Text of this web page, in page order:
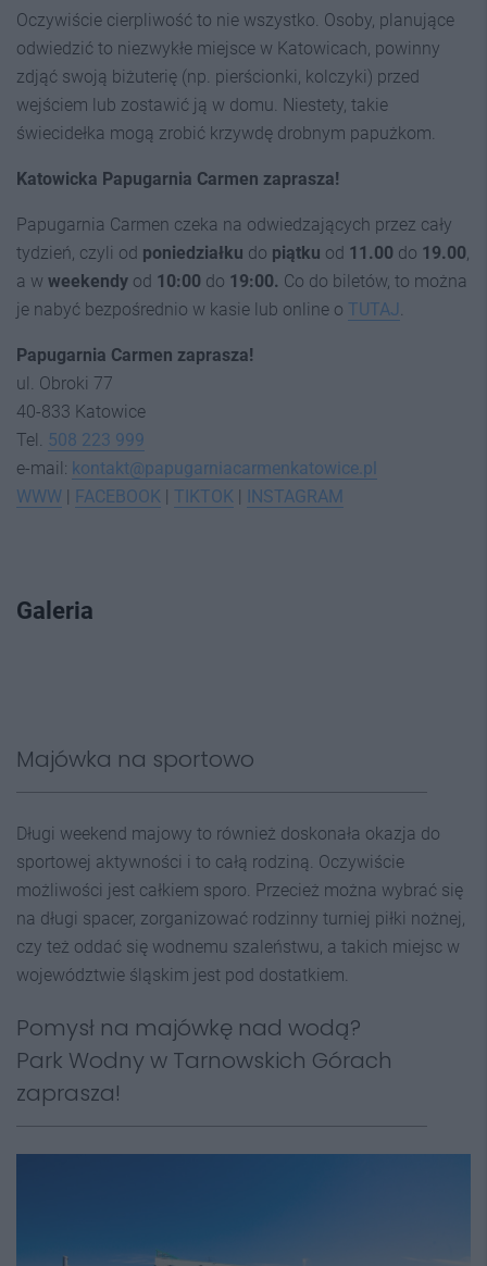
Oczywiście cierpliwość to nie wszystko. Osoby, planujące
odwiedzić to niezwykłe miejsce w Katowicach, powinny
zdjąć swoją biżuterię (np. pierścionki, kolczyki) przed
wejściem lub zostawić ją w domu. Niestety, takie
świecidełka mogą zrobić krzywdę drobnym papużkom.
Katowicka Papugarnia Carmen zaprasza!
Papugarnia Carmen czeka na odwiedzających przez cały
tydzień, czyli od poniedziałku do piątku od 11.00 do 19.00,
a w weekendy od 10:00 do 19:00. Co do biletów, to można
je nabyć bezpośrednio w kasie lub online o TUTAJ.
Papugarnia Carmen zaprasza!
ul. Obroki 77
40-833 Katowice
Tel. 508 223 999
e-mail: kontakt@papugarniacarmenkatowice.pl
WWW | FACEBOOK | TIKTOK | INSTAGRAM
Galeria
Majówka na sportowo
Długi weekend majowy to również doskonała okazja do
sportowej aktywności i to całą rodziną. Oczywiście
możliwości jest całkiem sporo. Przecież można wybrać się
na długi spacer, zorganizować rodzinny turniej piłki nożnej,
czy też oddać się wodnemu szaleństwu, a takich miejsc w
województwie śląskim jest pod dostatkiem.
Pomysł na majówkę nad wodą?
Park Wodny w Tarnowskich Górach
zaprasza!